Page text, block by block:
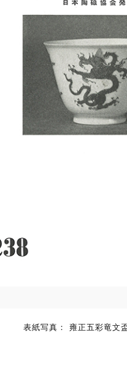
表紙写真： 雍正五彩竜文